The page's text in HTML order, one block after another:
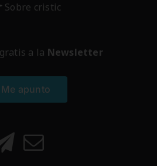
Sobre cristic
a la Newsletter
Me apunto